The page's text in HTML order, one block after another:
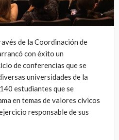
de la Coordinación de
con éxito un
de conferencias que se
universidades de la
estudiantes que se
en temas de valores cívicos
responsable de sus